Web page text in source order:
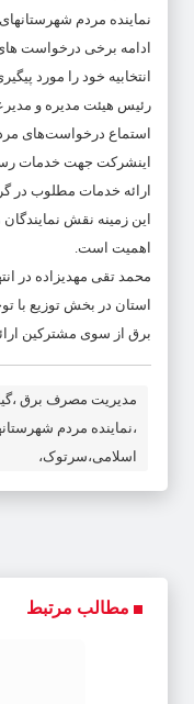
نماینده مردم
ادامه برخی درخواست
انتخابیه خود را مورد
رئیس هیئت مدیره و
استماع درخواست‌های
اینشرکت جهت خدمات
ارائه خدمات مطلوب در
این زمینه نقش
اهمیت است.
محمد تقی مهدیزاده در
استان در بخش توزیع با
برق از سوی مشترکین
مدیریت مصرف برق
،نماینده مردم
اسلامی،سرتوک،
مطالب مرتبط